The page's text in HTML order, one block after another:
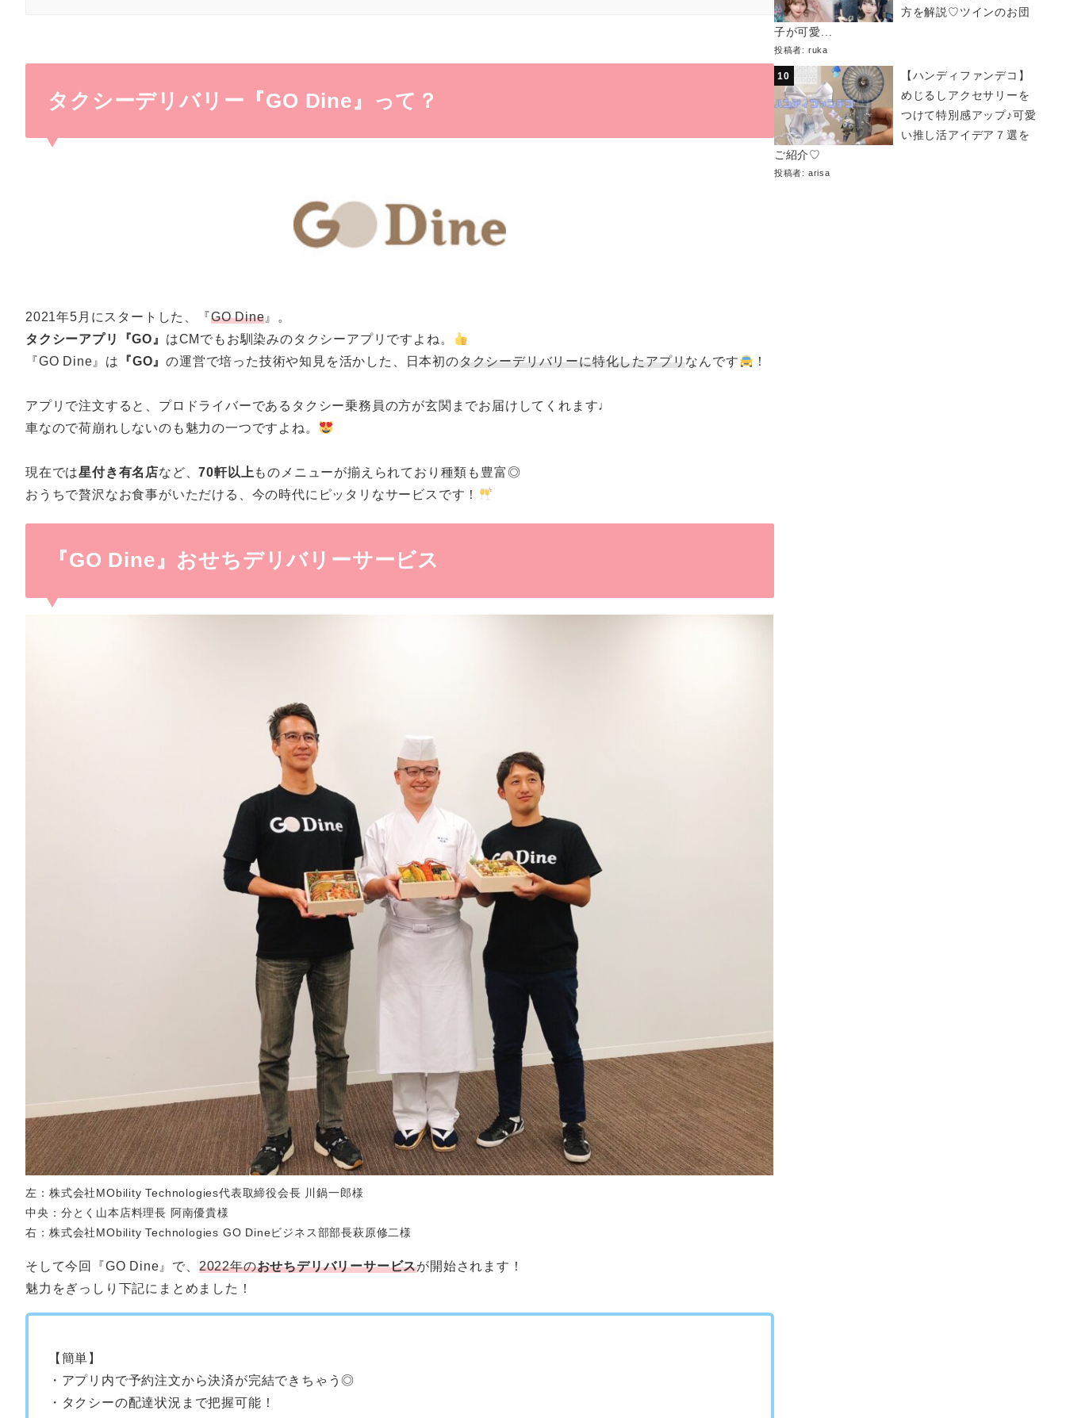
タクシーデリバリー『GO Dine』って？
2021年5月にスタートした、『GO Dine 』。
タクシーアプリ『GO』 はCMでもお馴染みのタクシーアプリですよね。
『GO Dine』は
『GO』の運営で培った技術や知見を活かした、日本初のタクシーデリバリーに特化したアプリなんです ！
アプリで注文すると、プロドライバーであるタクシー乗務員の方が玄関までお届けしてくれます♩
車なので荷崩れしないのも魅力の一つですよね。
現在では星付き有名店など、70軒以上 ものメニューが揃えられており種類も豊富◎
おうちで贅沢なお食事がいただける、今の時代にピッタリなサービスです！
『GO Dine』おせちデリバリーサービス
左：株式会社MObility Technologies代表取締役会長 川鍋一郎様
中央：分とく山本店料理長 阿南優貴様
右：株式会社MObility Technologies GO Dineビジネス部部長萩原修二様
そして今回『GO Dine』で 2022年のおせちデリバリーサービスが開始されます！
魅力をぎっしり下記にまとめました！
【簡単】
・アプリ内で予約注文から決済が完結できちゃう◎
・タクシーの配達状況まで把握可能！
方を解説♡ツインのお団
子が可愛...
投稿者: ruka
【ハンディファンデコ】
めじるしアクセサリーを
つけて特別感アップ♪可愛
い推し活アイデア７選を
ご紹介♡
投稿者: arisa